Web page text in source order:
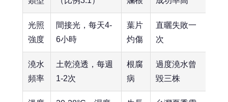
光照
強度
間接光，每天4-
6小時
葉片
灼傷
直曬失敗一
次
澆水
頻率
土乾澆透，每週
1-2次
根腐
病
過度澆水曾
毀三株